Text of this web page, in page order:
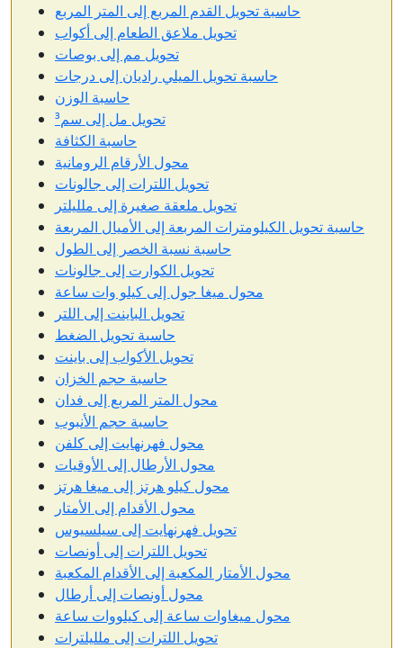
حاسبة تحويل القدم المربع إلى المتر المربع
تحويل ملاعق الطعام إلى أكواب
تحويل مم إلى بوصات
حاسبة تحويل الميلي راديان إلى درجات
حاسبة الوزن
تحويل مل إلى سم³
حاسبة الكثافة
محول الأرقام الرومانية
تحويل اللترات إلى جالونات
تحويل ملعقة صغيرة إلى ملليلتر
حاسبة تحويل الكيلومترات المربعة إلى الأميال المربعة
حاسبة نسبة الخصر إلى الطول
تحويل الكوارت إلى جالونات
محول ميغا جول إلى كيلو وات ساعة
تحويل الباينت إلى اللتر
حاسبة تحويل الضغط
تحويل الأكواب إلى باينت
حاسبة حجم الخزان
محول المتر المربع إلى فدان
حاسبة حجم الأنبوب
محول فهرنهايت إلى كلفن
محول الأرطال إلى الأوقيات
محول كيلو هرتز إلى ميغا هرتز
محول الأقدام إلى الأمتار
تحويل فهرنهايت إلى سيلسيوس
تحويل اللترات إلى أونصات
محول الأمتار المكعبة إلى الأقدام المكعبة
محول أونصات إلى أرطال
محول ميغاوات ساعة إلى كيلووات ساعة
تحويل اللترات إلى ملليلترات